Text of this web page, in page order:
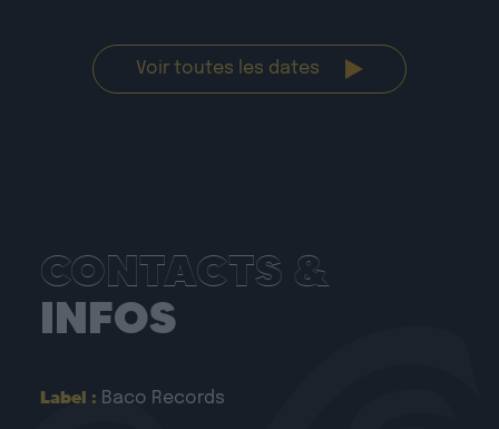
Voir toutes les dates
CONTACTS &
INFOS
Label : Baco Records